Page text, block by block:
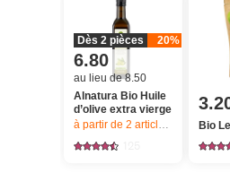
Dès 2 pièces 20%
6.80
au lieu de 8.50
Alnatura Bio Huile
d’olive extra vierge
à partir de 2 articles, OffreBio